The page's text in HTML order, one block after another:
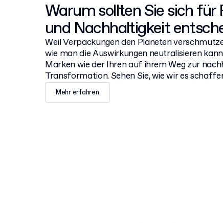
Warum sollten Sie sich für
und Nachhaltigkeit
Weil Verpackungen den Planeten
wie man die Auswirkungen neutralisieren
Marken wie der Ihren auf ihrem Weg zur
Transformation. Sehen Sie, wie wir es
Mehr erfahren